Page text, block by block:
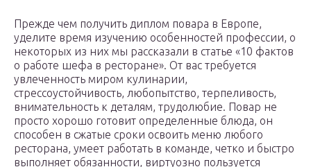
Прежде чем получить диплом повара в Европе,
уделите время изучению особенностей профессии, о
некоторых из них мы рассказали в статье «10 фактов
о работе шефа в ресторане». От вас требуется
увлеченность миром кулинарии,
стрессоустойчивость, любопытство, терпеливость,
внимательность к деталям, трудолюбие. Повар не
просто хорошо готовит определенные блюда, он
способен в сжатые сроки освоить меню любого
ресторана, умеет работать в команде, четко и быстро
выполняет обязанности, виртуозно пользуется